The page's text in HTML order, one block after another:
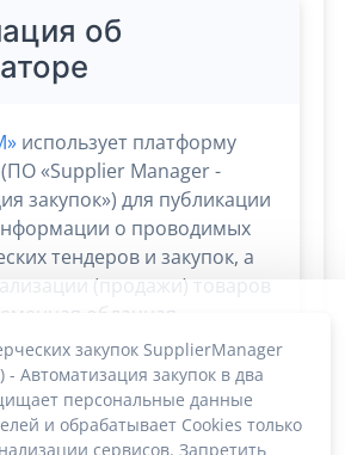
об
использует платформу
(ПО «Supplier Manager -
закупок») для публикации
о проводимых
тендеров и закупок, а
(продажи) товаров
облачная
Manager дает
сосредоточиться на
сбыта и
процессы берёт
закупок SupplierManager
- Автоматизация закупок в два
персональные данные
и обрабатывает Cookies только
сервисов. Запретить